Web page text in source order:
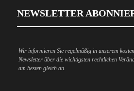
NEWSLETTER
Wir informieren Sie regelmäßig in unserem
Newsletter über die wichtigsten rechtlichen
am besten gleich an.